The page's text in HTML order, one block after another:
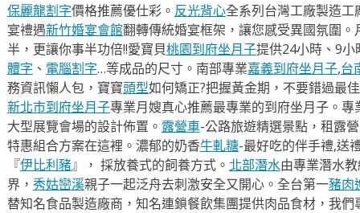
保麗龍割字價格推薦優仕彩。 反光背心全系列台灣工廠製造
宴禮遇新竹婚宴會館翻轉傳統婚宴框架，讓您感受異國氛圍。
半，更讓你事半功倍!!愛寶貝桃園到府坐月子提供24小時、9
體字 、 電腦割字…等成品的尺寸。南部專業嘉義到府坐月子,台
務資訊懶人包，寶寶頭型如何矯正?把握黃金期，不要錯過最
新北市到府坐月子專業月嫂真心推薦最專業的到府坐月子。專
大型展覽會場的設計佈置。 露營車-公路旅遊精選景點，租露
特惠組合方案在這裡。濃郁的奶香牛軋糖-最好吃的伴手禮,送
『伊比利豬』， 採放養式的飼養方式。 北部潛水由專業潛水
界， 秀姑巒溪親子一起泛舟去​刺激安全又開心。全台第一豬肉
替知名食品製造廠商，知名連鎖餐飲集團提供肉品食材，我